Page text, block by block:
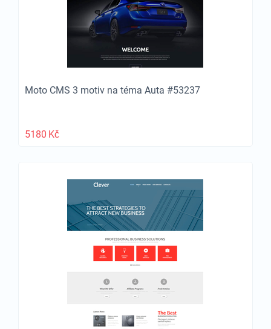
Moto CMS 3 motiv na téma Auta #53237
5180 Kč